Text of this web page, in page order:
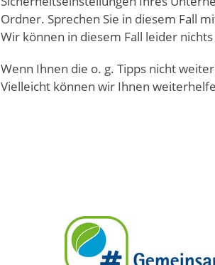
Ordner. Sprechen Sie in diesem Fall
Wir können in diesem Fall leider
Wenn Ihnen die o. g. Tipps nicht
Vielleicht können wir Ihnen